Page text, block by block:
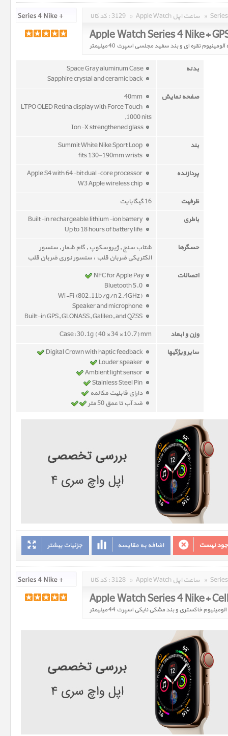
کد کالا : 3129 » Apple Watch ساعت اپل »
بدنه
Space Gray aluminum Case
صفحه نمایش
LTPO OLED Retina display with Force Touch
,1000 nits
Ion-X strengthened glass
بند
پردازنده
ظرفیت
16 گیگابایت
باطری
حسگرها
شتاب سنج , ژیروسکوپ , گام شمار , سنسور
الکتریکی ضربان قلب ، سنسور نوری ضربان قلب
اتصالات
NFC for Apple Pay
وزن و ابعاد
Case: 30.1g ( 40 × 34 × 10.7) mm
سایر ویژگیها
دارای قابلیت مکالمه
ضد آب تا عمق 50 متر
جزئیات بیشتر اضافه به مقایسه نیست
کد کالا : 3128 » Apple Watch ساعت اپل »